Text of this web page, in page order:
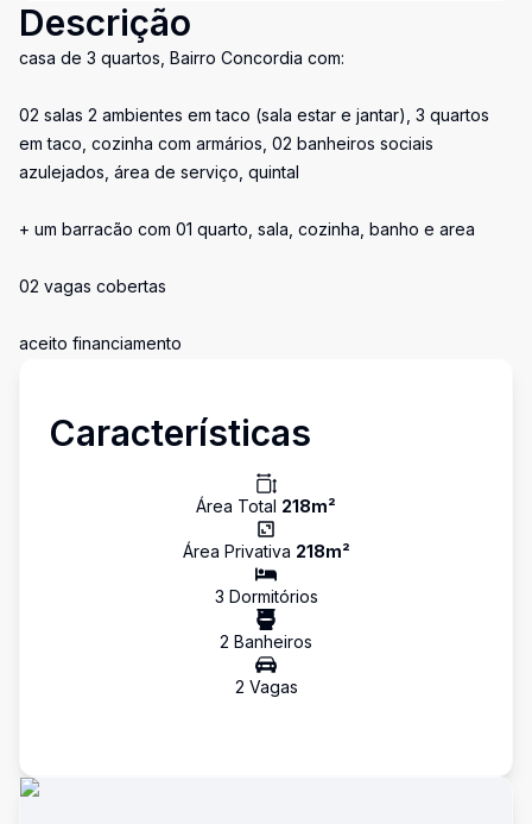
Descrição
casa de 3 quartos, Bairro Concordia com:
02 salas 2 ambientes em taco (sala estar e jantar), 3 quartos
em taco, cozinha com armários, 02 banheiros sociais
azulejados, área de serviço, quintal
+ um barracão com 01 quarto, sala, cozinha, banho e area
02 vagas cobertas
aceito financiamento
Características
Área Total 218m²
Área Privativa 218m²
3 Dormitórios
2 Banheiros
2 Vagas